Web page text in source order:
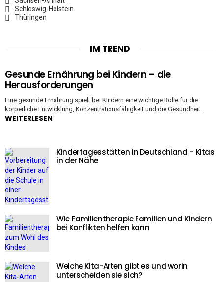
Schleswig-Holstein
Thüringen
IM TREND
Gesunde Ernährung bei Kindern – die
Herausforderungen
Eine gesunde Ernährung spielt bei KIndern eine wichtige Rolle für die
körperliche Entwicklung, Konzentrationsfähigkeit und die Gesundheit.
WEITERLESEN
Kindertagesstätten in Deutschland – Kitas
in der Nähe
Wie Familientherapie Familien und Kindern
bei Konflikten helfen kann
Welche Kita-Arten gibt es und worin
unterscheiden sie sich?